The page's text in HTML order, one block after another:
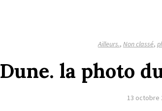
Ailleurs., Non classé,
Dune. la photo
13 octobre